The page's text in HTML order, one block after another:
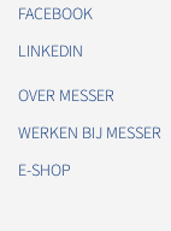
FACEBOOK
LINKEDIN
OVER MESSER
WERKEN BIJ MESSER
E-SHOP